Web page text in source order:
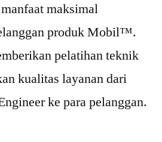
maksimal
produk Mobil™.
pelatihan teknik
kualitas layanan dari
ke para pelanggan.